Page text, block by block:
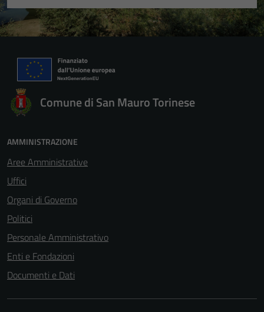
Comune di San Mauro Torinese
AMMINISTRAZIONE
Aree Amministrative
Uffici
Organi di Governo
Politici
Personale Amministrativo
Enti e Fondazioni
Documenti e Dati